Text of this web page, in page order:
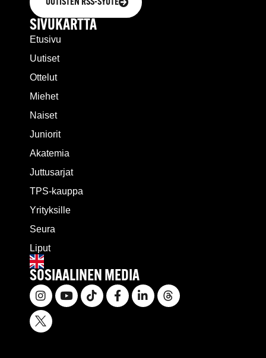
SIVUKARTTA
Etusivu
Uutiset
Ottelut
Miehet
Naiset
Juniorit
Akatemia
Juttusarjat
TPS-kauppa
Yrityksille
Seura
Liput
SOSIAALINEN MEDIA